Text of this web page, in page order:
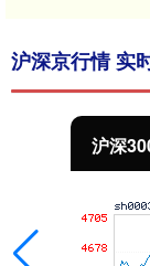
沪深京行情 实
沪深